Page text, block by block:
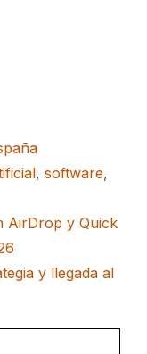
, software,
AirDrop y Quick
y llegada al